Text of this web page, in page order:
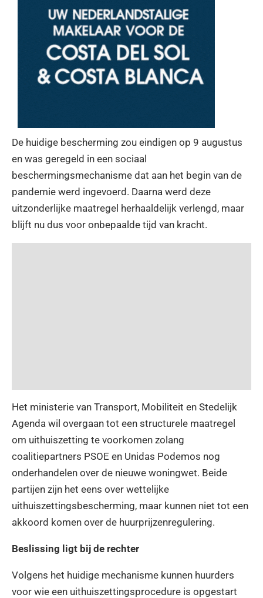
De huidige bescherming zou eindigen op 9 augustus
en was geregeld in een sociaal
beschermingsmechanisme dat aan het begin van de
pandemie werd ingevoerd. Daarna werd deze
uitzonderlijke maatregel herhaaldelijk verlengd, maar
blijft nu dus voor onbepaalde tijd van kracht.
Het ministerie van Transport, Mobiliteit en Stedelijk
Agenda wil overgaan tot een structurele maatregel
om uithuiszetting te voorkomen zolang
coalitiepartners PSOE en Unidas Podemos nog
onderhandelen over de nieuwe woningwet. Beide
partijen zijn het eens over wettelijke
uithuiszettingsbescherming, maar kunnen niet tot een
akkoord komen over de huurprijzenregulering.
Beslissing ligt bij de rechter
Volgens het huidige mechanisme kunnen huurders
voor wie een uithuiszettingsprocedure is opgestart